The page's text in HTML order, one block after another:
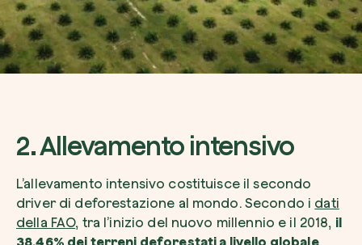
2. Allevamento intensivo
L’allevamento intensivo costituisce il secondo
driver di deforestazione al mondo. Secondo i dati
della FAO, tra l’inizio del nuovo millennio e il 2018, il
38.46% dei terreni deforestati a livello globale